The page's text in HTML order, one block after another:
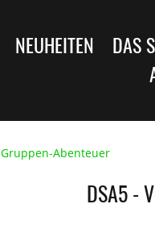
NEUHEITEN
DAS
Gruppen-Abenteuer
DSA5 -